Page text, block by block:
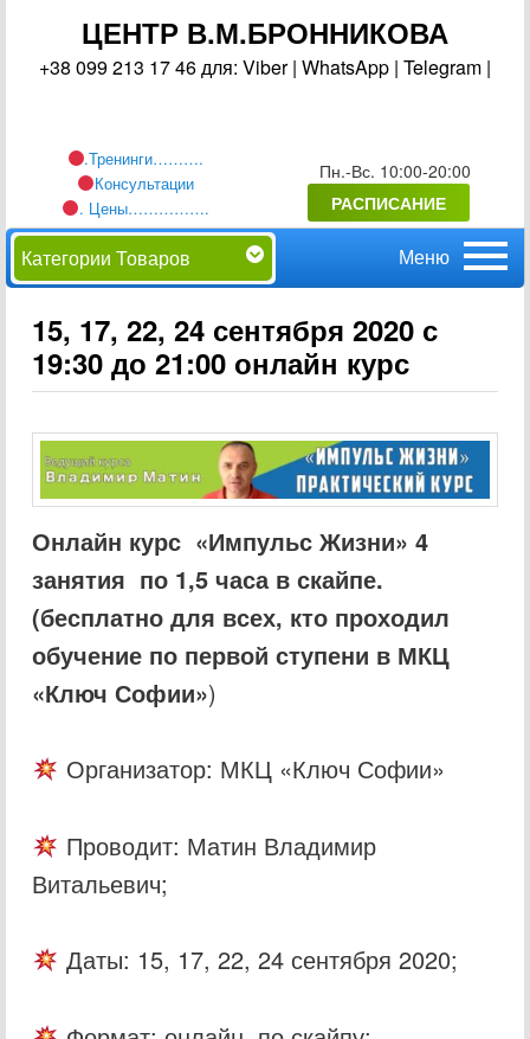
ЦЕНТР В.М.БРОННИКОВА
+38 099 213 17 46 для: Viber | WhatsApp | Telegram |
.Тренинги……….
Консультации
. Цены…………….
Пн.-Вс. 10:00-20:00
РАСПИСАНИЕ
Категории Товаров
Главное
меню
Перейти
основному
15, 17, 22, 24 сентября 2020 с
19:30 до 21:00 онлайн курс
Онлайн курс «Импульс Жизни» 4
занятия по 1,5 часа в скайпе.
(бесплатно для всех, кто проходил
обучение по первой ступени в МКЦ
«Ключ Софии»)
Организатор: МКЦ «Ключ Софии»
Проводит: Матин Владимир
Витальевич;
Даты: 15, 17, 22, 24 сентября 2020;